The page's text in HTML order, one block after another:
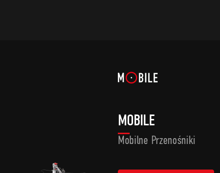
MOBILE
Mobilne Przenośniki